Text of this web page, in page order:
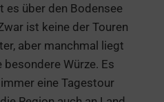
es über den Bodensee
ist keine der Touren
aber manchmal liegt
Würze. Es
eine Tagestour